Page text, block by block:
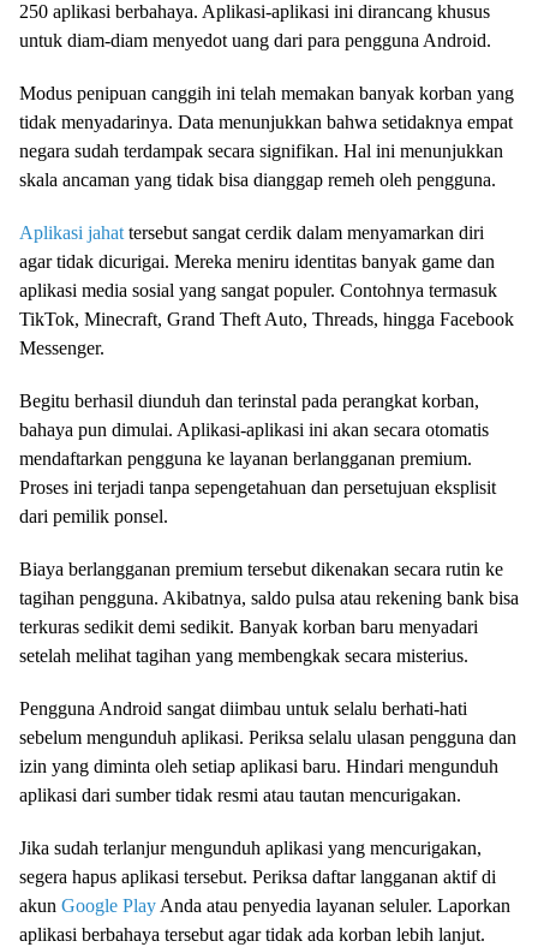
250 aplikasi berbahaya. Aplikasi-aplikasi ini dirancang khusus
untuk diam-diam menyedot uang dari para pengguna Android.
Modus penipuan canggih ini telah memakan banyak korban yang
tidak menyadarinya. Data menunjukkan bahwa setidaknya empat
negara sudah terdampak secara signifikan. Hal ini menunjukkan
skala ancaman yang tidak bisa dianggap remeh oleh pengguna.
Aplikasi jahat tersebut sangat cerdik dalam menyamarkan diri
agar tidak dicurigai. Mereka meniru identitas banyak game dan
aplikasi media sosial yang sangat populer. Contohnya termasuk
TikTok, Minecraft, Grand Theft Auto, Threads, hingga Facebook
Messenger.
Begitu berhasil diunduh dan terinstal pada perangkat korban,
bahaya pun dimulai. Aplikasi-aplikasi ini akan secara otomatis
mendaftarkan pengguna ke layanan berlangganan premium.
Proses ini terjadi tanpa sepengetahuan dan persetujuan eksplisit
dari pemilik ponsel.
Biaya berlangganan premium tersebut dikenakan secara rutin ke
tagihan pengguna. Akibatnya, saldo pulsa atau rekening bank bisa
terkuras sedikit demi sedikit. Banyak korban baru menyadari
setelah melihat tagihan yang membengkak secara misterius.
Pengguna Android sangat diimbau untuk selalu berhati-hati
sebelum mengunduh aplikasi. Periksa selalu ulasan pengguna dan
izin yang diminta oleh setiap aplikasi baru. Hindari mengunduh
aplikasi dari sumber tidak resmi atau tautan mencurigakan.
Jika sudah terlanjur mengunduh aplikasi yang mencurigakan,
segera hapus aplikasi tersebut. Periksa daftar langganan aktif di
akun Google Play Anda atau penyedia layanan seluler. Laporkan
aplikasi berbahaya tersebut agar tidak ada korban lebih lanjut.